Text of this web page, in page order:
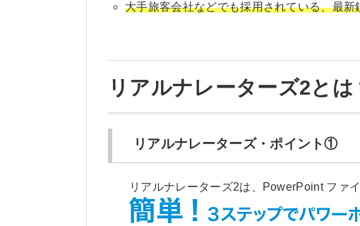
大手旅客会社などでも採用されている、最
リアルナレーターズ2とは
リアルナレーターズ・ポイント①
リアルナレーターズ2は、PowerPoint ファ